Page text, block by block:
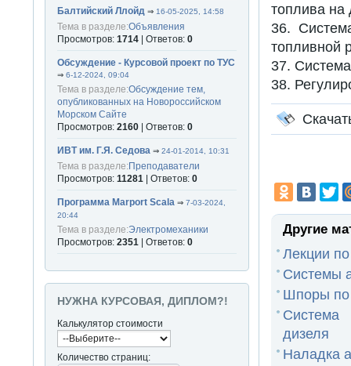
топлива на
36.
топливной
37.
38.
Другие
Лекции
Системы
Шпоры
Система
дизеля
Наладка
Балтийский Ллойд ⇒16-05-2025, 14:58
Тема в разделе:Объявления
Просмотров:1714 | Ответов:0
Обсуждение - Курсовой проект по ТУС
⇒6-12-2024, 09:04
Тема в разделе:Обсуждение тем,
опубликованных на Новороссийском
Морском Сайте
Просмотров:2160 | Ответов:0
ИВТ им. Г.Я. Седова ⇒24-01-2014, 10:31
Тема в разделе:Преподаватели
Просмотров:11281 | Ответов:0
Программа Marport Scala ⇒7-03-2024,
20:44
Тема в разделе:Электромеханики
Просмотров:2351 | Ответов:0
НУЖНА КУРСОВАЯ, ДИПЛОМ?!
Калькулятор стоимости
Количество страниц: